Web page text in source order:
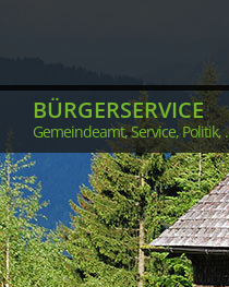
BÜRGERSERVICE
Gemeindeamt, Service, Politik,